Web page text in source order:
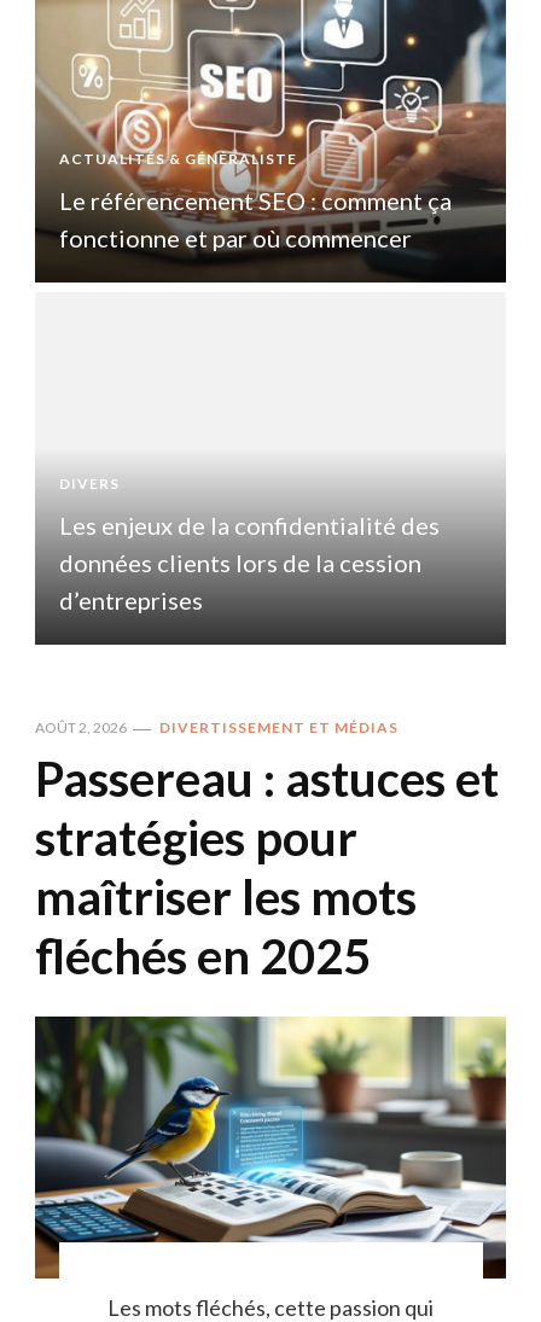
ACTUALITÉS & GÉNÉRALISTE
Le référencement SEO : comment ça
fonctionne et par où commencer
DIVERS
Les enjeux de la confidentialité des
données clients lors de la cession
d’entreprises
AOÛT 2, 2026 DIVERTISSEMENT ET MÉDIAS
Passereau : astuces et
stratégies pour
maîtriser les mots
fléchés en 2025
Les mots fléchés, cette passion qui